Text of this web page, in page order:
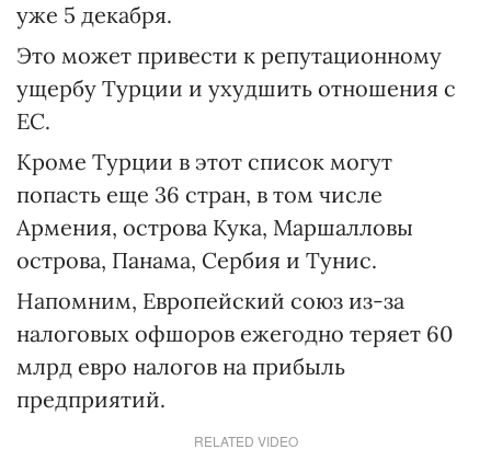
уже 5 декабря.
Это может привести к репутационному
ущербу Турции и ухудшить отношения с
ЕС.
Кроме Турции в этот список могут
попасть еще 36 стран, в том числе
Армения, острова Кука, Маршалловы
острова, Панама, Сербия и Тунис.
Напомним, Европейский союз из-за
налоговых офшоров ежегодно теряет 60
млрд евро налогов на прибыль
предприятий.
RELATED VIDEO